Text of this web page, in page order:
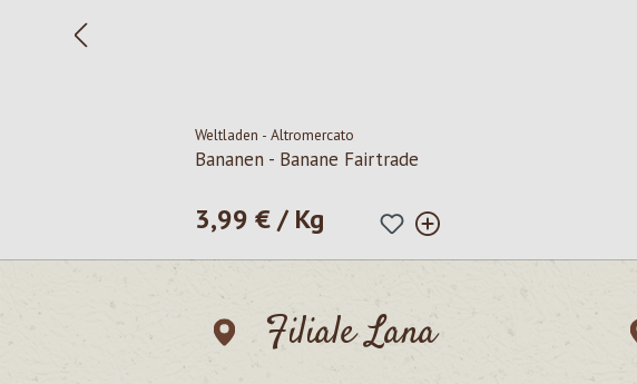
Weltladen - Altromercato
Bananen - Banane Fairtrade
Regulärer Preis:
3,99 € / Kg
Filiale Lana